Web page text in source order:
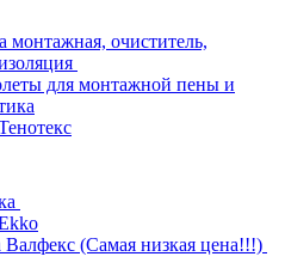
монтажная, очиститель,
для монтажной пены и
Валфекс (Самая низкая цена!!!)